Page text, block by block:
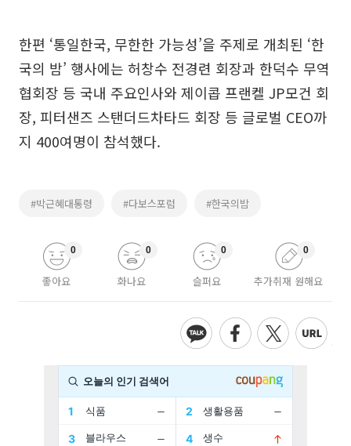
한편 ‘통일한국, 무한한 가능성’을 주제로 개최된 ‘한
국의 밤’ 행사에는 허창수 전경련 회장과 한덕수 무역
협회장 등 국내 주요인사와 제이콥 프랜켈 JP모건 회
장, 피터샌즈 스탠더드차타드 회장 등 글로벌 CEO까
지 400여명이 참석했다.
#박근혜대통령 #다보스포럼 #한국의밤
좋아요
0
화나요
0
슬퍼요
0
추가취재 원해요
0